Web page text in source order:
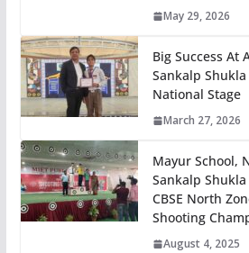
May 29, 2026
Big Success At
Sankalp
National Stage
March 27, 2026
Mayur School,
Sankalp
CBSE North
Shooting
August 4, 2025